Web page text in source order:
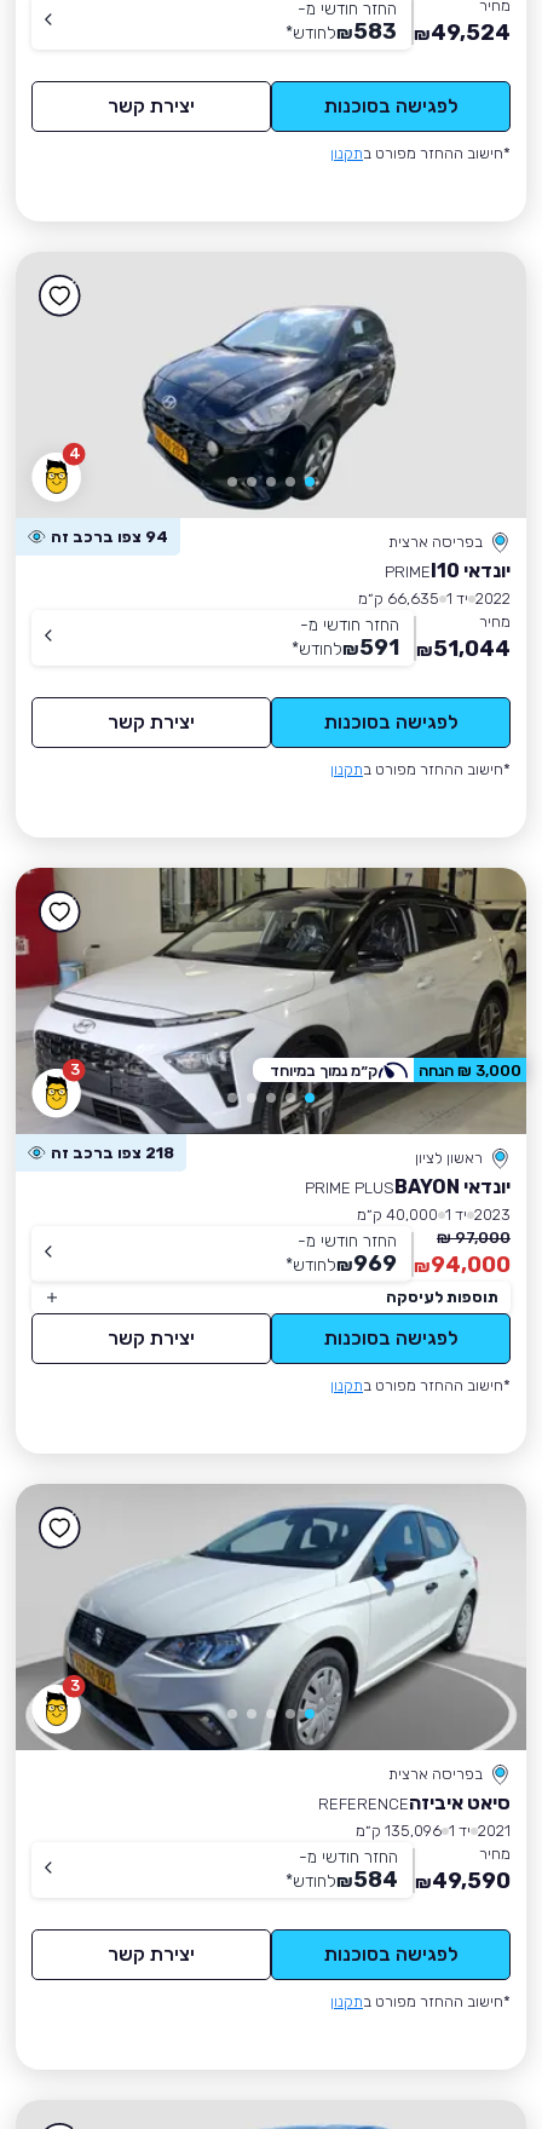
מחיר
49,524
₪
החזר חודשי מ-
583
₪לחודש*
לפגישה בסוכנות יצירת קשר
*חישוב ההחזר מפורט בתקנון
4
בפריסה ארצית 94 צפו ברכב זה
יונדאי I10
PRIME
2022 יד 1
66,635 ק״מ
מחיר
51,044
₪
החזר חודשי מ-
591
₪לחודש*
לפגישה בסוכנות יצירת קשר
*חישוב ההחזר מפורט בתקנון
3
ראשון לציון 218 צפו ברכב זה
יונדאי BAYON
PRIME PLUS
2023 יד 1
40,000 ק״מ
97,000 ₪
94,000
₪
החזר חודשי מ-
969
₪לחודש*
תוספות לעיסקה
לפגישה בסוכנות יצירת קשר
*חישוב ההחזר מפורט בתקנון
3,000 ₪ הנחה ק״מ נמוך במיוחד
3
בפריסה ארצית
סיאט איביזהREFERENCE
2021 יד 1
135,096 ק״מ
מחיר
49,590
₪
החזר חודשי מ-
584
₪לחודש*
לפגישה בסוכנות יצירת קשר
*חישוב ההחזר מפורט בתקנון